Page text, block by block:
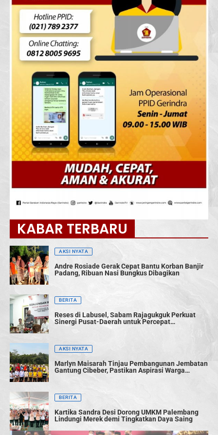
KABAR TERBARU
AKSI NYATA
Andre Rosiade Gerak Cepat Bantu Korban Banjir
Padang, Ribuan Nasi Bungkus Dibagikan
BERITA
Reses di Labusel, Sabam Rajagukguk Perkuat
Sinergi Pusat-Daerah untuk Percepat
AKSI NYATA
Marlyn Maisarah Tinjau Pembangunan Jembatan
Gantung Cibeber, Pastikan Aspirasi Warga
BERITA
Kartika Sandra Desi Dorong UMKM Palembang
Lindungi Merek demi Tingkatkan Daya Saing